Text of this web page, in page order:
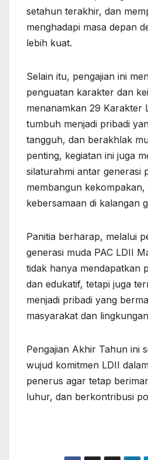
setahun terakhir, dan
menghadapi masa depan
lebih kuat.
Selain itu, pengajian ini
penguatan karakter dan
menanamkan 29 Karakter
tumbuh menjadi pribadi
tangguh, dan berakhlak
penting, kegiatan ini juga
silaturahmi antar generasi
membangun
kebersamaan di kalangan
Panitia berharap, melalui
generasi muda PAC LDII
tidak hanya mendapatkan
dan edukatif, tetapi juga
menjadi pribadi yang
masyarakat dan
Pengajian Akhir Tahun ini
wujud komitmen LDII
penerus agar tetap
luhur, dan berkontribusi